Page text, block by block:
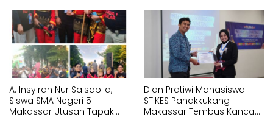
Pencak Silat Tangan
Kosong
Memperagakan Jurus
Pencak Silat Bersenjata
A. Insyirah Nur Salsabila,
Siswa SMA Negeri 5
Makassar Utusan Tapak
Dian Pratiwi Mahasiswa
STIKES Panakkukang
Makassar Tembus Kancah